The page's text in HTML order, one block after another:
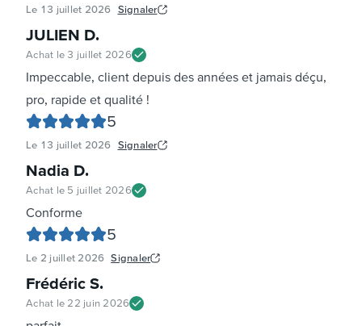
Le 13 juillet 2026 Signaler
JULIEN D.
Achat le 3 juillet 2026
Impeccable, client depuis des années et jamais déçu,
pro, rapide et qualité !
5
Le 13 juillet 2026 Signaler
Nadia D.
Achat le 5 juillet 2026
Conforme
5
Le 2 juillet 2026 Signaler
Frédéric S.
Achat le 22 juin 2026